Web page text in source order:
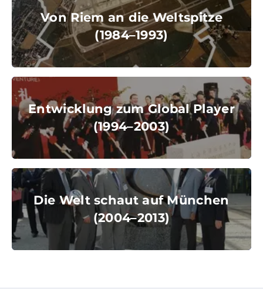
(1984–1993)
Von Riem an die Weltspitze
(1984–1993)
Entwicklung zum Global Player
(1994–2003)
Entwicklung zum Global Player
(1994–2003)
© Messe München GmbHDie Welt schaut auf München
(2004–2013)
Die Welt schaut auf München
(2004–2013)